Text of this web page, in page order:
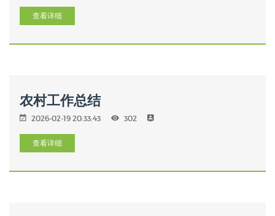
查看详细
农村工作总结
2026-02-19 20:33:43 302
查看详细